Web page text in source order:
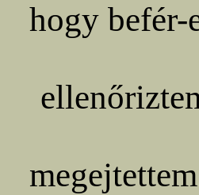
hogy befér-